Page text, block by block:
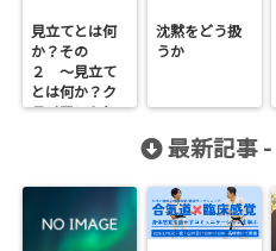
見立てとは何
か？その
２ 〜見立て
とは何か？ク
ライアントと
沈黙をどう扱
うか
最新記事 -